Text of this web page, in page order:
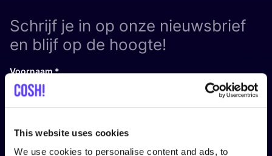
This website uses cookies
We use cookies to personalise content and ads, to
Schrijf je in op onze nieuwsbrief
en blijf op de hoogte!
Voornaam*